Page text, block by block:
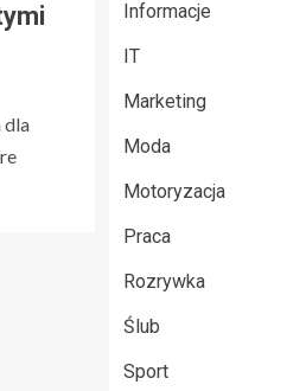
dla
Informacje
IT
Marketing
Moda
Motoryzacja
Praca
Rozrywka
Ślub
Sport